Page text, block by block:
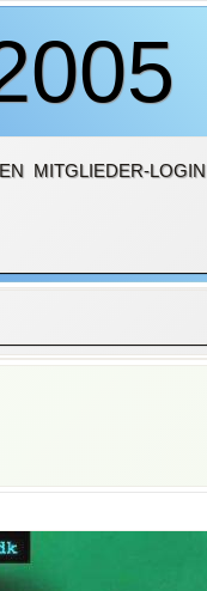
MITGLIEDER-LOGIN